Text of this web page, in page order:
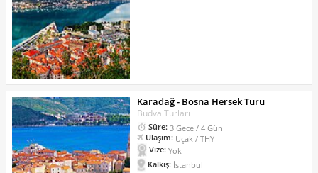
Karadağ - Bosna Hersek Turu
Budva Turları
Süre: 3 Gece / 4 Gün
Ulaşım: Uçak / THY
Vize: Yok
Kalkış: İstanbul